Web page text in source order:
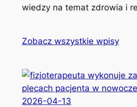
wiedzy na temat zdrowia i
Zobacz wszystkie wpisy
2026-04-13